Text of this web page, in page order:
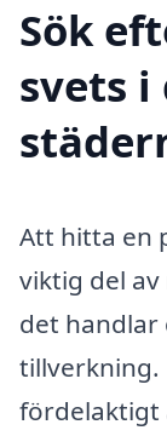
Sök
svets i
Att hitta en
viktig del
det
tillverkning.
fördelaktigt